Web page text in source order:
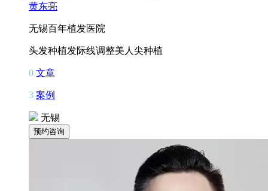
黄东亮
无锡百年植发医院
头发种植发际线调整美人尖种植
0 文章
3 案例
无锡